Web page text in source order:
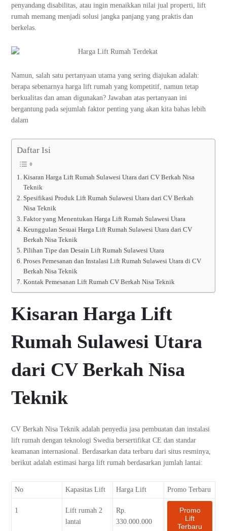
penyandang disabilitas, atau ingin menaikkan nilai jual properti, lift
rumah memang menjadi solusi jangka panjang yang praktis dan
berkelas.
Namun, salah satu pertanyaan utama yang sering diajukan adalah:
berapa sebenarnya harga lift rumah yang kompetitif, namun tetap
berkualitas dan aman digunakan? Jawaban atas pertanyaan ini
bergantung pada sejumlah faktor penting yang akan kita bahas lebih
dalam
Daftar Isi
Kisaran Harga Lift Rumah Sulawesi Utara dari CV Berkah Nisa
Teknik
Spesifikasi Produk Lift Rumah Sulawesi Utara dari CV Berkah
Nisa Teknik
Faktor yang Menentukan Harga Lift Rumah Sulawesi Utara
Keunggulan Sesuai Harga Lift Rumah Sulawesi Utara dari CV
Berkah Nisa Teknik
Pilihan Tipe dan Desain Lift Rumah Sulawesi Utara
Proses Pemesanan dan Instalasi Lift Rumah Sulawesi Utara di CV
Berkah Nisa Teknik
Kontak Pemesanan Lift Rumah CV Berkah Nisa Teknik
Kisaran Harga Lift
Rumah Sulawesi Utara
dari CV Berkah Nisa
Teknik
CV Berkah Nisa Teknik adalah penyedia jasa pembuatan dan instalasi
lift rumah dengan teknologi Swedia bersertifikat CE dan standar
keamanan internasional. Berdasarkan data terbaru dari situs resminya,
berikut adalah estimasi harga lift rumah berdasarkan jumlah lantai:
No Kapasitas Lift Harga Lift Promo Terbaru
1
Lift rumah 2
lantai
Rp.
330.000.000
Promo
Lift
Terbaru